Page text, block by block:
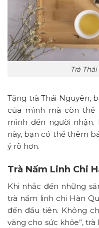
Trà
Tặng trà Thái Nguyên,
của mình mà còn thể
mình đến người
này, bạn có thể thêm
ý rõ hơn.
Trà Nấm Linh Chi
Khi nhắc đến những
trà nấm linh chi Hàn
đến đầu tiên. Không
vàng cho sức khỏe”,